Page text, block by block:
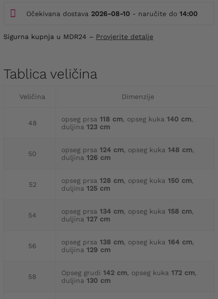
Očekivana dostava 2026-08-10 - naručite do 14:00
Sigurna kupnja u MDR24 – Provjerite detalje
Tablica veličina
Veličina Dimenzije
48 opseg prsa 118 cm, opseg kuka 140 cm,
duljina 123 cm
50 opseg prsa 124 cm, opseg kuka 148 cm,
duljina 126 cm
52 opseg prsa 128 cm, opseg kuka 150 cm,
duljina 125 cm
54 opseg prsa 134 cm, opseg kuka 158 cm,
duljina 127 cm
56 opseg prsa 138 cm, opseg kuka 164 cm,
duljina 129 cm
58 Opseg grudi 142 cm, opseg kuka 172 cm,
duljina 130 cm